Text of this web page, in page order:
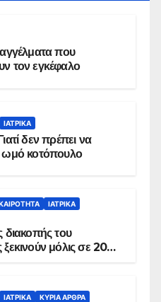
που
τον εγκέφαλο
ΙΑΤΡΙΚΆ
δεν πρέπει να
ωμό κοτόπουλο
ΙΑΤΡΙΚΆ
διακοπής του
μόλις σε 20
ΙΑΤΡΙΚΆ ΚΥΡΙΑ ΑΡΘΡΑ